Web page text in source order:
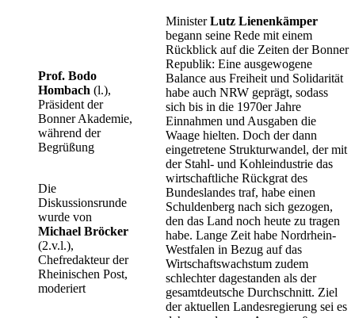
Prof. Bodo
Hombach (l.),
Präsident der
Bonner Akademie,
während der
Begrüßung
Die
Diskussionsrunde
wurde von
Michael Bröcker
(2.v.l.),
Chefredakteur der
Rheinischen Post,
moderiert
MinisterLutz Lienenkämper
begann seine Rede mit einem
Rückblick auf die Zeiten der Bonner
Republik: Eine ausgewogene
Balance aus Freiheit und Solidarität
habe auch NRW geprägt, sodass
sich bis in die 1970er Jahre
Einnahmen und Ausgaben die
Waage hielten. Doch der dann
eingetretene Strukturwandel, der mit
der Stahl- und Kohleindustrie das
wirtschaftliche Rückgrat des
Bundeslandes traf, habe einen
Schuldenberg nach sich gezogen,
den das Land noch heute zu tragen
habe. Lange Zeit habe Nordrhein-
Westfalen in Bezug auf das
Wirtschaftswachstum zudem
schlechter dagestanden als der
gesamtdeutsche Durchschnitt. Ziel
der aktuellen Landesregierung sei es